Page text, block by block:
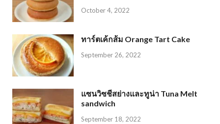
October 4, 2022
ทาร์ตเค้กส้ม Orange Tart Cake
September 26, 2022
แซนวิซชีสย่างและทูน่า Tuna Melt
sandwich
September 18, 2022